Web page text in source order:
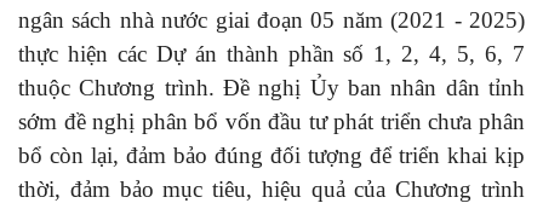
ngân sách nhà nước giai đoạn 05 năm (2021 - 2025)
thực hiện các Dự án thành phần số 1, 2, 4, 5, 6, 7
thuộc Chương trình. Đề nghị Ủy ban nhân dân tỉnh
sớm đề nghị phân bổ vốn đầu tư phát triển chưa phân
bổ còn lại, đảm bảo đúng đối tượng để triển khai kịp
thời, đảm bảo mục tiêu, hiệu quả của Chương trình